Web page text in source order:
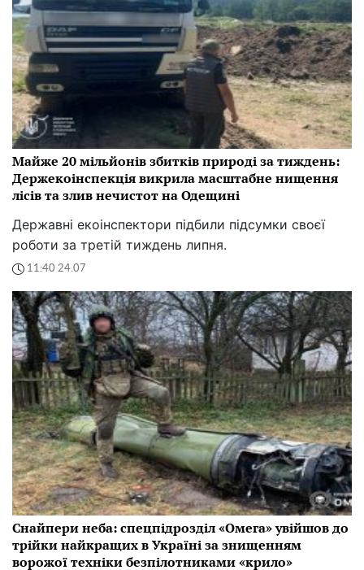
Майже 20 мільйонів збитків природі за тиждень:
Держекоінспекція викрила масштабне нищення
лісів та злив нечистот на Одещині
Державні екоінспектори підбили підсумки своєї
роботи за третій тиждень липня.
11:40 24.07
Снайпери неба: спецпідрозділ «Омега» увійшов до
трійки найкращих в Україні за знищенням
ворожої техніки безпілотниками «крило»